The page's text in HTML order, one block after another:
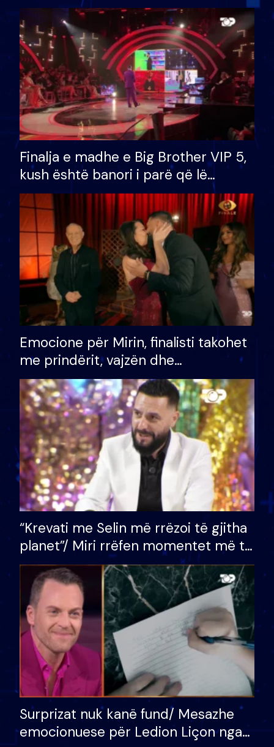
Finalja e madhe e Big Brother VIP 5,
kush është banori i parë që lë
shtëpinë dhe humb mundësinë për
të fituar çmimin e madh
Emocione për Mirin, finalisti takohet
me prindërit, vajzën dhe
bashkëshorten: S’kemi ndonjë letër
divorci apo jo?
“Krevati me Selin më rrëzoi të gjitha
planet”/ Miri rrëfen momentet më të
bukura në shtëpinë e BB VIP: Do më
mungojë zilja e mëngjesit kur…
Surprizat nuk kanë fund/ Mesazhe
emocionuese për Ledion Liçon nga